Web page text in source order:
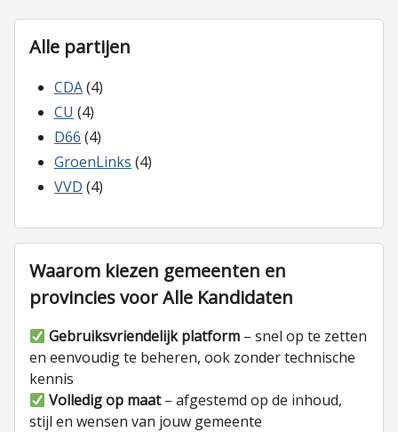
Alle partijen
CDA(4)
CU (4)
D66 (4)
GroenLinks (4)
VVD (4)
Waarom kiezen gemeenten en
provincies voor Alle Kandidaten
Gebruiksvriendelijk platform – snel op te zetten
en eenvoudig te beheren, ook zonder technische
kennis
Volledig op maat– afgestemd op de inhoud,
stijl en wensen van jouw gemeente